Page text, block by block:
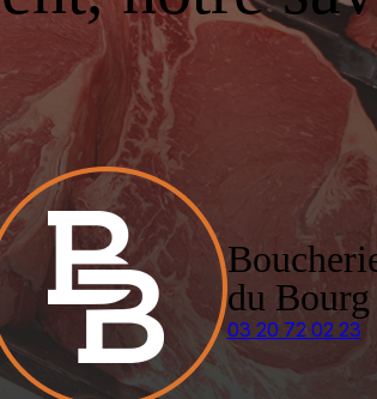
du Bourg
03 20 72 02 23